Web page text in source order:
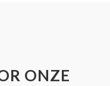
ONZE